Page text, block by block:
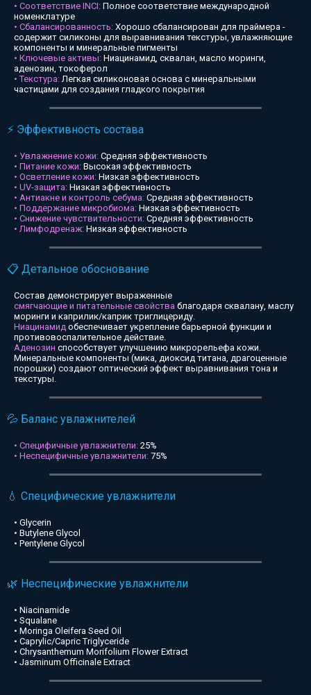
• Соответствие INCI: Полное соответствие международной
номенклатуре
• Сбалансированность: Хорошо сбалансирован для праймера -
содержит силиконы для выравнивания текстуры, увлажняющие
компоненты и минеральные пигменты
• Ключевые активы: Ниацинамид, сквалан, масло моринги,
аденозин, токоферол
• Текстура:Легкая силиконовая основа с минеральными
частицами для создания гладкого покрытия
⚡ Эффективность состава
• Увлажнение кожи: Средняя эффективность
• Питание кожи: Высокая эффективность
• Осветление кожи: Низкая эффективность
• UV-защита: Низкая эффективность
• Антиакне и контроль себума: Средняя эффективность
• Поддержание микробиома: Низкая эффективность
• Снижение чувствительности: Средняя эффективность
• Лимфодренаж: Низкая эффективность
📋 Детальное обоснование
Состав демонстрирует выраженные
смягчающие и питательные свойства благодаря сквалану, маслу
моринги и каприлик/каприк триглицериду.
Ниацинамид обеспечивает укрепление барьерной функции и
противовоспалительное действие.
Аденозин способствует улучшению микрорельефа кожи.
Минеральные компоненты (мика, диоксид титана, драгоценные
порошки) создают оптический эффект выравнивания тона и
текстуры.
💦 Баланс увлажнителей
• Специфичные увлажнители: 25%
• Неспецифичные увлажнители: 75%
💧 Специфические увлажнители
• Glycerin
• Butylene Glycol
• Pentylene Glycol
🌿 Неспецифические увлажнители
• Niacinamide
• Squalane
• Moringa Oleifera Seed Oil
• Caprylic/Capric Triglyceride
• Chrysanthemum Morifolium Flower Extract
• Jasminum Officinale Extract